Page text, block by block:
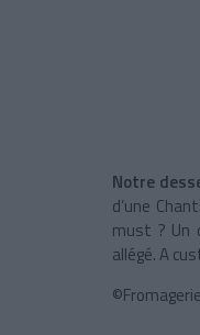
Notre
d’une
must ? Un
allégé. A